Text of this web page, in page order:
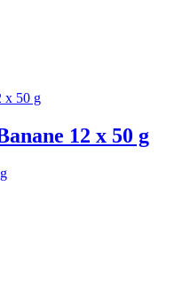
12 x 50 g